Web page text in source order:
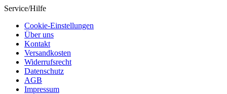
Service/Hilfe
Cookie-Einstellungen
Über uns
Kontakt
Versandkosten
Widerrufsrecht
Datenschutz
AGB
Impressum